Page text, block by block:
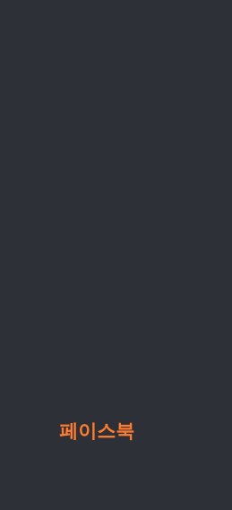
페이스북